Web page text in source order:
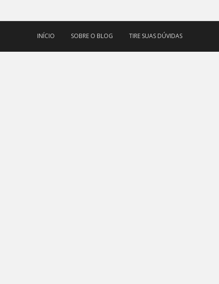
INÍCIO SOBRE O BLOG TIRE SUAS DÚVIDAS